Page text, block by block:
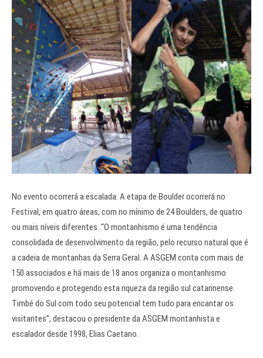
No evento ocorrerá a escalada. A etapa de Boulder ocorrerá no
Festival, em quatro áreas, com no mínimo de 24 Boulders, de quatro
ou mais níveis diferentes. “O montanhismo é uma tendência
consolidada de desenvolvimento da região, pelo recurso natural que é
a cadeia de montanhas da Serra Geral. A ASGEM conta com mais de
150 associados e há mais de 18 anos organiza o montanhismo
promovendo e protegendo esta riqueza da região sul catarinense.
Timbé do Sul com todo seu potencial tem tudo para encantar os
visitantes”, destacou o presidente da ASGEM montanhista e
escalador desde 1998, Elias Caetano.